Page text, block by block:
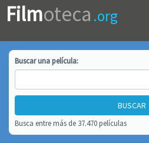
Filmoteca .org
Buscar unapelícula:
Busca entre más de 37.470 películas